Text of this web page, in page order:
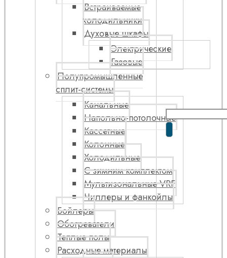
Встраиваемые
холодильники
Духовые шкафы
Электрические
Газовые
Полупромышленные
сплит-системы
Канальные
Напольно-потолочные
Кассетные
Колонные
Холодильные
С зимним комплектом
Мультизональные VRF
Чиллеры и фанкойлы
Бойлеры
Обогреватели
Теплые полы
Расходные материалы